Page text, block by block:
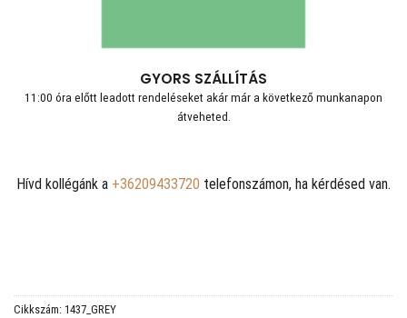
GYORS SZÁLLÍTÁS
11:00 óra előtt leadott rendeléseket akár már a következő munkanapon
átveheted.
Hívd kollégánk a +36209433720 telefonszámon, ha kérdésed van.
Cikkszám: 1437_GREY